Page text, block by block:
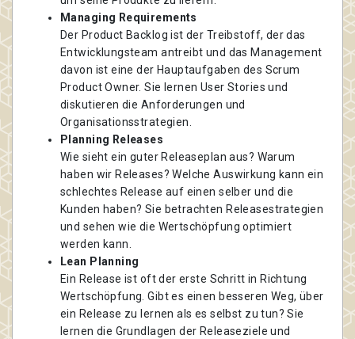
Managing Requirements
Der Product Backlog ist der Treibstoff, der das
Entwicklungsteam antreibt und das Management
davon ist eine der Hauptaufgaben des Scrum
Product Owner. Sie lernen User Stories und
diskutieren die Anforderungen und
Organisationsstrategien.
Planning Releases
Wie sieht ein guter Releaseplan aus? Warum
haben wir Releases? Welche Auswirkung kann ein
schlechtes Release auf einen selber und die
Kunden haben? Sie betrachten Releasestrategien
und sehen wie die Wertschöpfung optimiert
werden kann.
Lean Planning
Ein Release ist oft der erste Schritt in Richtung
Wertschöpfung. Gibt es einen besseren Weg, über
ein Release zu lernen als es selbst zu tun? Sie
lernen die Grundlagen der Releaseziele und